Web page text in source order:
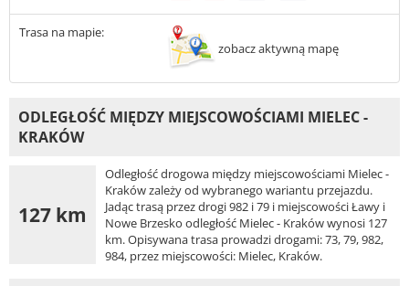
Trasa na mapie:
zobacz aktywną mapę
ODLEGŁOŚĆ MIĘDZY MIEJSCOWOŚCIAMI MIELEC -
KRAKÓW
127 km
Odległość drogowa między miejscowościami Mielec -
Kraków zależy od wybranego wariantu przejazdu.
Jadąc trasą przez drogi 982 i 79 i miejscowości Ławy i
Nowe Brzesko odległość Mielec - Kraków wynosi 127
km. Opisywana trasa prowadzi drogami: 73, 79, 982,
984, przez miejscowości: Mielec, Kraków.